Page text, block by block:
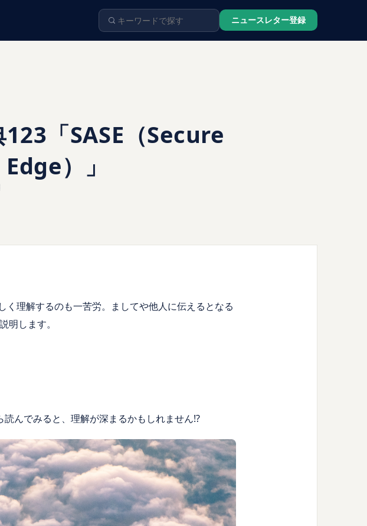
ニュースレター登録
「SASE（Secure
）」
理解するのも一苦労。ましてや他人に伝えるとなる
明します。
んでみると、理解が深まるかもしれません!?